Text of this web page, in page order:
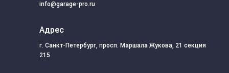
info@garage-pro.ru
Адрес
г. Санкт-Петербург, просп. Маршала Жукова, 21 секция
215